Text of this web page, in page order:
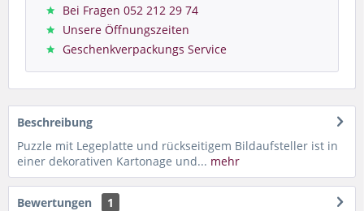
Bei Fragen 052 212 29 74
Unsere Öffnungszeiten
Geschenkverpackungs Service
Beschreibung
Puzzle mit Legeplatte und rückseitigem Bildaufsteller ist in
einer dekorativen Kartonage und... mehr
Bewertungen
1